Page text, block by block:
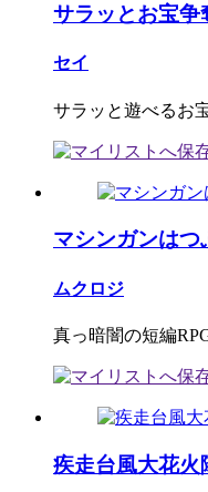
サラッとお宝争
セイ
サラッと遊べるお
マシンガンはつ
ムクロジ
真っ暗闇の短編
疾走台風大花火